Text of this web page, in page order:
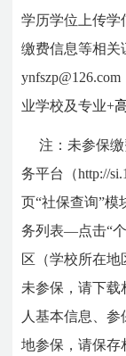
学历学位上传学
缴费信息等相关
ynfszp@126.com
业学校及专业+
注：未参保
务平台（http://
页“社保查询”模
务列表—点击“
区（学校所在
未参保，请下载
人基本信息、
地参保，请保存